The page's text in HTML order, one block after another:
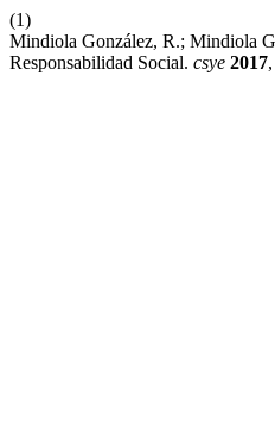
(1)
Mindiola González, R.; Mindiola
Responsabilidad Social. csye 2017,